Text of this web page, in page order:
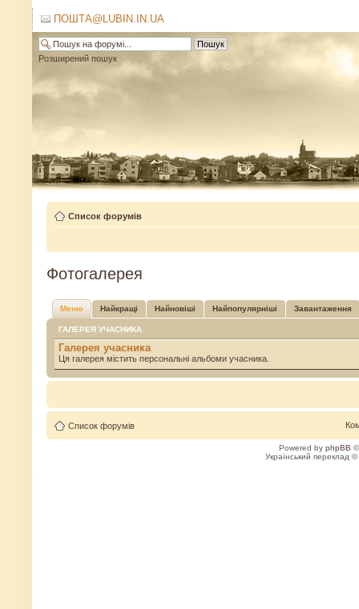
ПОШТА@LUBIN.IN.UA
Розширений пошук
Список форумів
Фотогалерея
Меню Найкращі Найновіші Найпопулярніші Завантаження
ГАЛЕРЕЯ УЧАСНИКА
Галерея учасника
Ця галерея містить персональні альбоми учасника.
Список форумів
Powered by phpBB
Український переклад